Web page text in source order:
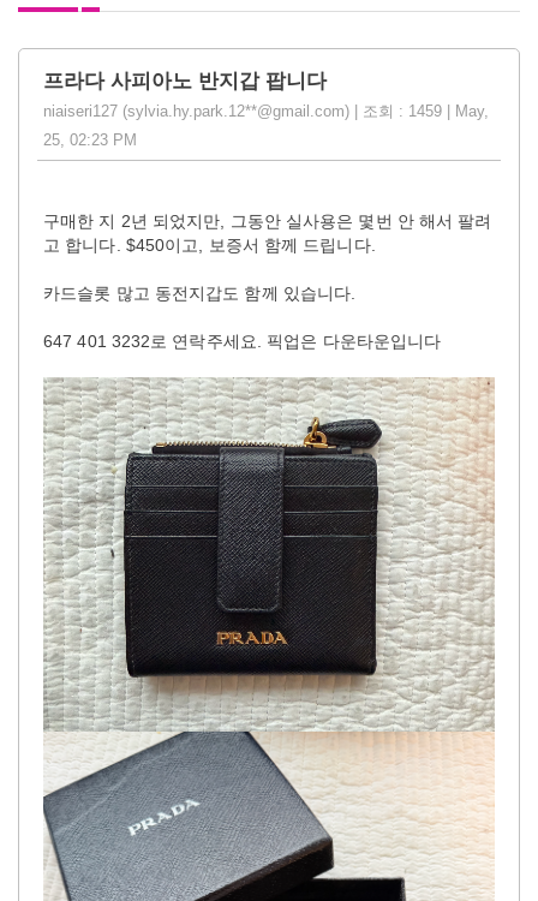
프라다 사피아노 반지갑 팝니다
niaiseri127 (sylvia.hy.park.12**@gmail.com) | 조회 : 1459 | May,
25, 02:23 PM
구매한 지 2년 되었지만, 그동안 실사용은 몇번 안 해서 팔려
고 합니다. $450이고, 보증서 함께 드립니다.
카드슬롯 많고 동전지갑도 함께 있습니다.
647 401 3232로 연락주세요. 픽업은 다운타운입니다